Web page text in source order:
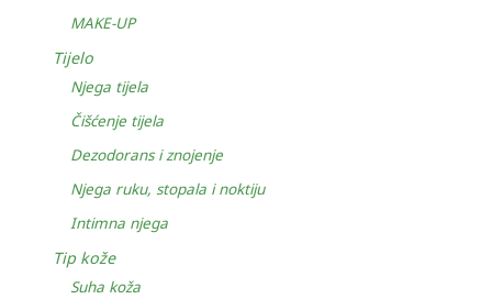
MAKE-UP
Tijelo
Njega tijela
Čišćenje tijela
Dezodorans i znojenje
Njega ruku, stopala i noktiju
Intimna njega
Tip kože
Suha koža